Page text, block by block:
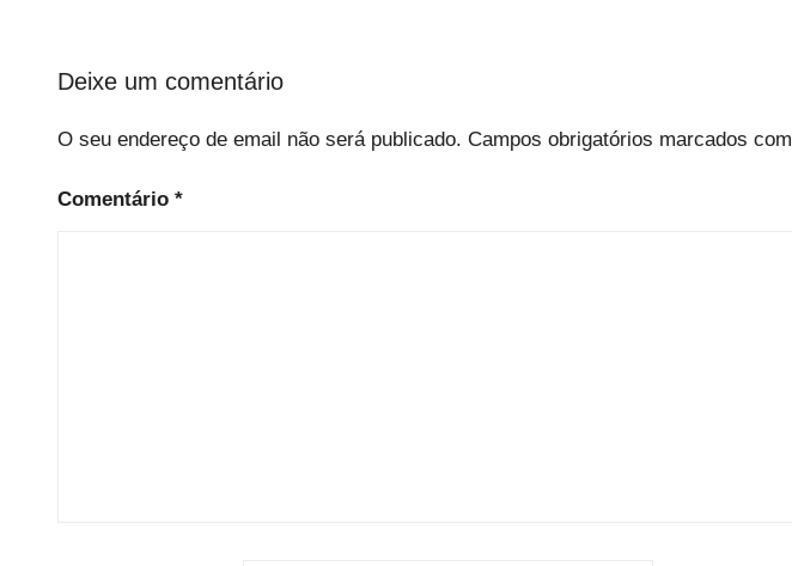
Deixe um comentário
O seu endereço de email não será publicado. Campos obrigatórios marcados com
Comentário *